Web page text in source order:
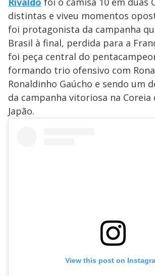
distintas e viveu momentos
foi protagonista da campanha
Brasil à final, perdida para a
foi peça central do
formando trio ofensivo com
Ronaldinho Gaúcho e sendo um
da campanha vitoriosa na Coreia
Japão.
View this post on